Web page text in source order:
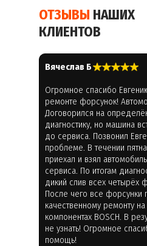
Вячеслав Б
Огромное спасибо
ремонте форсунок!
Договорился на
диагностику, но машина
до сервиса. Позвонил
проблеме. В течении
приехал и взял
сервиса. По итогам
дикий слив всех четырёх
После чего все форсунки
качественному ремонту
компонентах BOSCH. В
не узнать! Огромное
помощь!
ОТЗЫВЫ НАШИХ
КЛИЕНТОВ